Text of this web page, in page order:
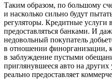
Таким образом, по большому
и насколько сильно будут
регуляторы. Кредитные услуги
предоставляться банками. И
недовольный покупатель
в отношении финорганизации,
в заблуждение пустыми
приглянувшееся авто на
реально предоставляет